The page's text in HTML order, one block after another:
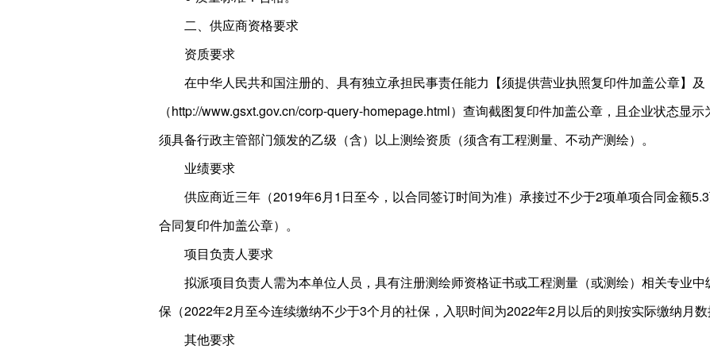
二、供应商资格要求
资质要求
在中华人民共和国注册的、具有独立承担民事责任能力【须提供营业执照复印件加盖公章】
（http://www.gsxt.gov.cn/corp-query-homepage.html）查询截图复印件加盖公章，且企业状态显
须具备行政主管部门颁发的乙级（含）以上测绘资质（须含有工程测量、不动产测绘）。
业绩要求
供应商近三年（2019年6月1日至今，以合同签订时间为准）承接过不少于2项单项合同金额
合同复印件加盖公章）。
项目负责人要求
拟派项目负责人需为本单位人员，具有注册测绘师资格证书或工程测量（或测绘）相关专业
保（2022年2月至今连续缴纳不少于3个月的社保，入职时间为2022年2月以后的则按实际缴纳月数
其他要求